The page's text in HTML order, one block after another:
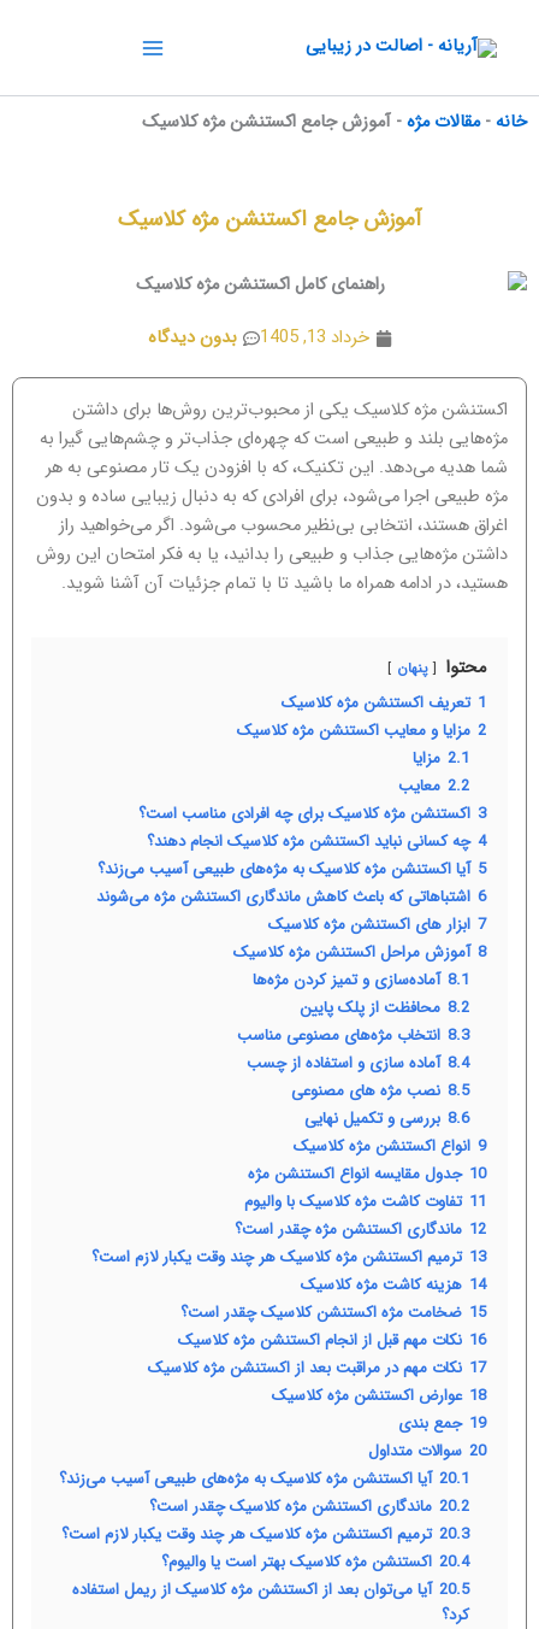
خانه-مقالات مژه- آموزش جامع اکستنشن مژه کلاسیک
آموزش جامع اکستنشن مژه کلاسیک
خرداد 13, 1405 بدون دیدگاه
اکستنشن مژه کلاسیک یکی از محبوب‌ترین روش‌ها برای داشتن
مژه‌هایی بلند و طبیعی است که چهره‌ای جذاب‌تر و چشم‌هایی گیرا به
شما هدیه می‌دهد. این تکنیک، که با افزودن یک تار مصنوعی به هر
مژه طبیعی اجرا می‌شود، برای افرادی که به دنبال زیبایی ساده و بدون
اغراق هستند، انتخابی بی‌نظیر محسوب می‌شود. اگر می‌خواهید راز
داشتن مژه‌هایی جذاب و طبیعی را بدانید، یا به فکر امتحان این روش
هستید، در ادامه همراه ما باشید تا با تمام جزئیات آن آشنا شوید.
محتوا پنهان
1 تعریف اکستنشن مژه کلاسیک
2 مزایا و معایب اکستنشن مژه کلاسیک
2.1 مزایا
2.2 معایب
3 اکستنشن مژه کلاسیک برای چه افرادی مناسب است؟
4 چه کسانی نباید اکستنشن مژه کلاسیک انجام دهند؟
5 آیا اکستنشن مژه کلاسیک به مژه‌های طبیعی آسیب می‌زند؟
6 اشتباهاتی که باعث کاهش ماندگاری اکستنشن مژه می‌شوند
7 ابزار های اکستنشن مژه کلاسیک
8 آموزش مراحل اکستنشن مژه کلاسیک
8.1 آماده‌سازی و تمیز کردن مژه‌ها
8.2 محافظت از پلک پایین
8.3 انتخاب مژه‌های مصنوعی مناسب
8.4 آماده‌ سازی و استفاده از چسب
8.5 نصب مژه ‌های مصنوعی
8.6 بررسی و تکمیل نهایی
9 انواع اکستنشن مژه کلاسیک
10 جدول مقایسه انواع اکستنشن مژه
11 تفاوت کاشت مژه کلاسیک با والیوم
12 ماندگاری اکستنشن مژه چقدر است؟
13 ترمیم اکستنشن مژه کلاسیک هر چند وقت یکبار لازم است؟
14 هزینه کاشت مژه کلاسیک
15 ضخامت مژه اکستنشن کلاسیک چقدر است؟
16 نکات مهم قبل از انجام اکستنشن مژه کلاسیک
17 نکات مهم در مراقبت بعد از اکستنشن مژه کلاسیک
18 عوارض اکستنشن مژه کلاسیک
19 جمع بندی
20 سوالات متداول
20.1 آیا اکستنشن مژه کلاسیک به مژه‌های طبیعی آسیب می‌زند؟
20.2 ماندگاری اکستنشن مژه کلاسیک چقدر است؟
20.3 ترمیم اکستنشن مژه کلاسیک هر چند وقت یکبار لازم است؟
20.4 اکستنشن مژه کلاسیک بهتر است یا والیوم؟
20.5 آیا می‌توان بعد از اکستنشن مژه کلاسیک از ریمل استفاده
کرد؟